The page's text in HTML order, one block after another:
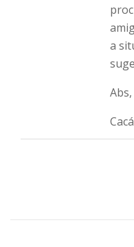
a
Abs,